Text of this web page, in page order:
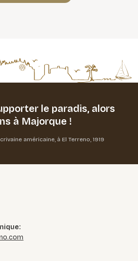
le paradis,alors
à Majorque !
américaine, à El Terreno, 1919